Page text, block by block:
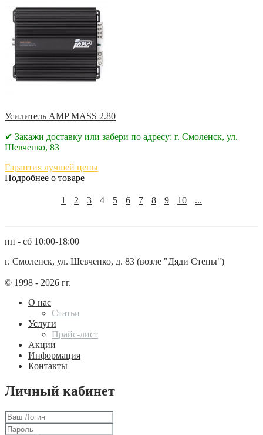
Усилитель AMP MASS 2.80
✔ Закажи доставку или забери по адресу: г. Смоленск, ул.
Шевченко, 83
Гарантия лучшей цены
Подробнее о товаре
1 2 3 4 5 6 7 8 9 10 ...
пн - сб 10:00-18:00
г. Смоленск, ул. Шевченко, д. 83 (возле "Дяди Степы")
© 1998 - 2026 гг.
О нас
Статьи
Услуги
Прайс-лист
Акции
Информация
Контакты
Личный кабинет